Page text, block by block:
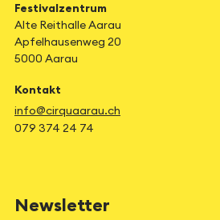
Festivalzentrum
Alte Reithalle Aarau
Apfelhausenweg 20
5000 Aarau
Kontakt
info@cirquaarau.ch
079 374 24 74
Newsletter